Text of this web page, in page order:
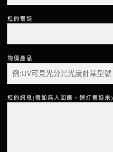
您的電話
詢價產品
您的訊息(假如無人回應，請打電話來)